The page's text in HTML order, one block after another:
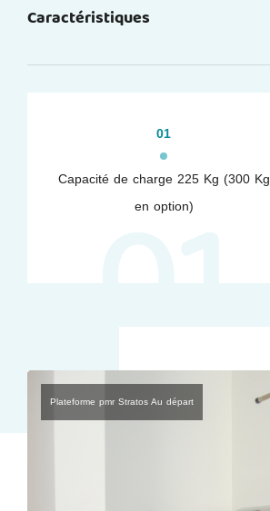
Caractéristiques
01
Capacité de charge 225 Kg (300 Kg
en option)
01
Plateforme pmr Stratos Au départ